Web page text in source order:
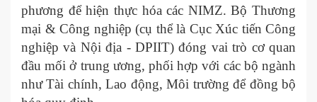
phương để hiện thực hóa các NIMZ. Bộ Thương
mại & Công nghiệp (cụ thể là Cục Xúc tiến Công
nghiệp và Nội địa - DPIIT) đóng vai trò cơ quan
đầu mối ở trung ương, phối hợp với các bộ ngành
như Tài chính, Lao động, Môi trường để đồng bộ